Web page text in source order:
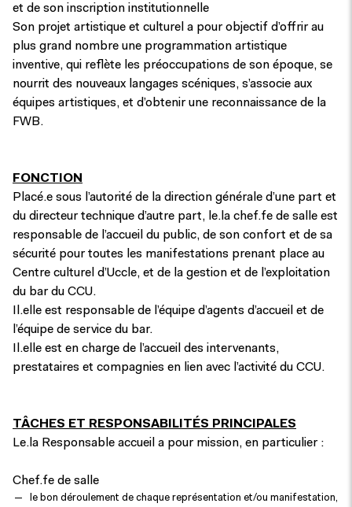
et de son inscription institutionnelle
Son projet artistique et culturel a pour objectif d’offrir au
plus grand nombre une programmation artistique
inventive, qui reflète les préoccupations de son époque, se
nourrit des nouveaux langages scéniques, s’associe aux
équipes artistiques, et d’obtenir une reconnaissance de la
FWB.
FONCTION
Placé.e sous l’autorité de la direction générale d’une part et
du directeur technique d’autre part, le.la chef.fe de salle est
responsable de l’accueil du public, de son confort et de sa
sécurité pour toutes les manifestations prenant place au
Centre culturel d’Uccle, et de la gestion et de l’exploitation
du bar du CCU.
Il.elle est responsable de l’équipe d’agents d’accueil et de
l’équipe de service du bar.
Il.elle est en charge de l’accueil des intervenants,
prestataires et compagnies en lien avec l’activité du CCU.
TÂCHES ET RESPONSABILITÉS PRINCIPALES
Le.la Responsable accueil a pour mission, en particulier :
Chef.fe de salle
le bon déroulement de chaque représentation et/ou manifestation,